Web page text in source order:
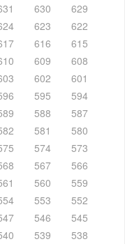
630
629
623
622
616
615
609
608
602
601
595
594
588
587
581
580
574
573
567
566
560
559
553
552
546
545
539
538